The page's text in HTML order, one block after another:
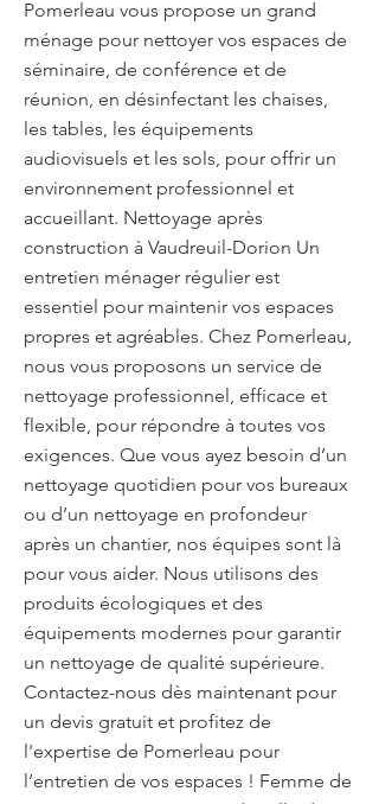
Pomerleau vous propose un grand
ménage pour nettoyer vos espaces de
séminaire, de conférence et de
réunion, en désinfectant les chaises,
les tables, les équipements
audiovisuels et les sols, pour offrir un
environnement professionnel et
accueillant. Nettoyage après
construction à Vaudreuil-Dorion Un
entretien ménager régulier est
essentiel pour maintenir vos espaces
propres et agréables. Chez Pomerleau,
nous vous proposons un service de
nettoyage professionnel, efficace et
flexible, pour répondre à toutes vos
exigences. Que vous ayez besoin d’un
nettoyage quotidien pour vos bureaux
ou d’un nettoyage en profondeur
après un chantier, nos équipes sont là
pour vous aider. Nous utilisons des
produits écologiques et des
équipements modernes pour garantir
un nettoyage de qualité supérieure.
Contactez-nous dès maintenant pour
un devis gratuit et profitez de
l'expertise de Pomerleau pour
l’entretien de vos espaces ! Femme de